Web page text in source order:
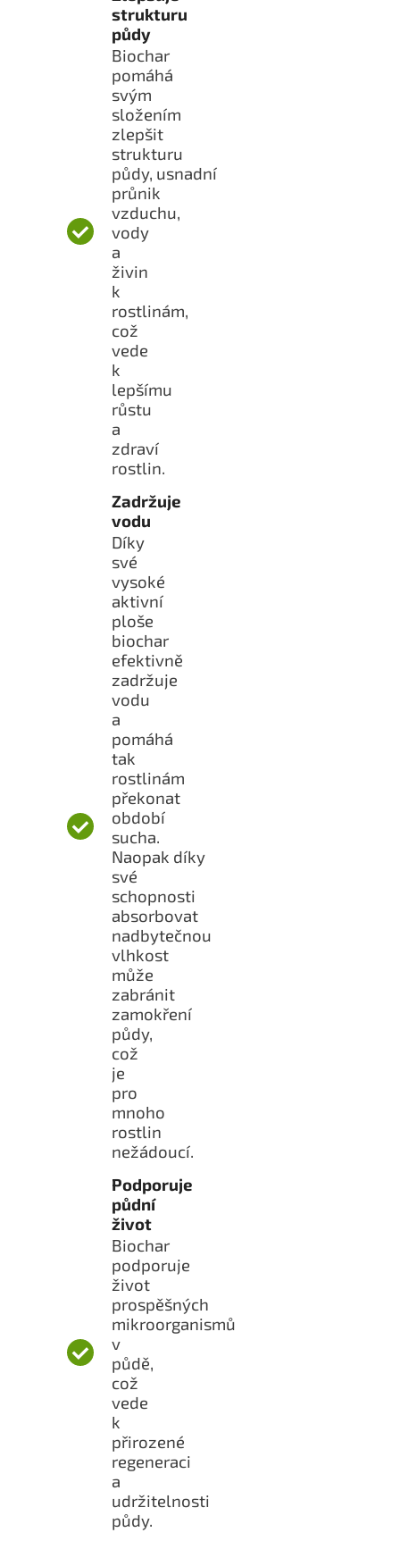
strukturu
půdy
Biochar
pomáhá
svým
složením
zlepšit
strukturu
půdy, usnadní
průnik
vzduchu,
vody
a
živin
k
rostlinám,
což
vede
k
lepšímu
růstu
a
zdraví
rostlin.
Zadržuje
vodu
Díky
své
vysoké
aktivní
ploše
biochar
efektivně
zadržuje
vodu
a
pomáhá
tak
rostlinám
překonat
období
sucha.
Naopak díky
své
schopnosti
absorbovat
nadbytečnou
vlhkost
může
zabránit
zamokření
půdy,
což
je
pro
mnoho
rostlin
nežádoucí.
Podporuje
půdní
život
Biochar
podporuje
život
prospěšných
mikroorganismů
v
půdě,
což
vede
k
přirozené
regeneraci
a
udržitelnosti
půdy.